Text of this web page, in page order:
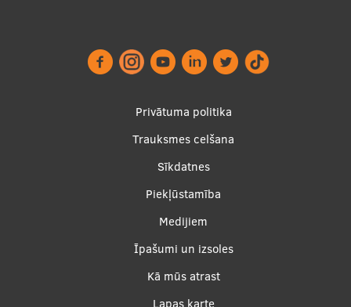
Privātuma politika
Trauksmes celšana
Sīkdatnes
Piekļūstamība
Medijiem
Īpašumi un izsoles
Kā mūs atrast
Lapas karte